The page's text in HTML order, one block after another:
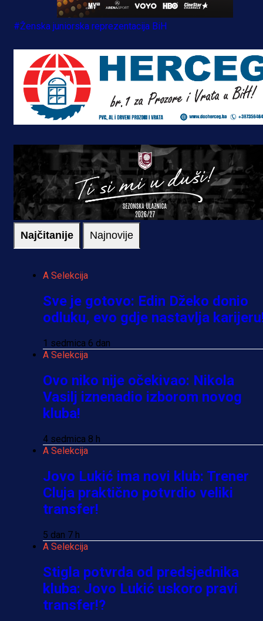
#Ženska juniorska reprezentacija BiH
Najčitanije Najnovije
A Selekcija
Sve je gotovo: Edin Džeko donio
odluku, evo gdje nastavlja
1 sedmica 6 dan
A Selekcija
Ovo niko nije očekivao: Nikola
Vasilj iznenadio izborom novog
kluba!
4 sedmica 8 h
A Selekcija
Jovo Lukić ima novi klub: Trener
Cluja praktično potvrdio veliki
transfer!
5 dan 7 h
A Selekcija
Stigla potvrda od predsjednika
kluba: Jovo Lukić uskoro pravi
transfer!?